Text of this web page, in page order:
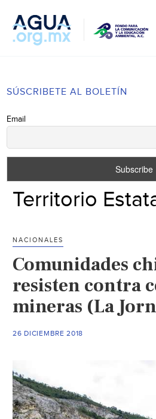
SÚSCRIBETE AL BOLETÍN
Email
Territorio
NACIONALES
Comunidades
resisten contra
mineras (La
26 DICIEMBRE 2018